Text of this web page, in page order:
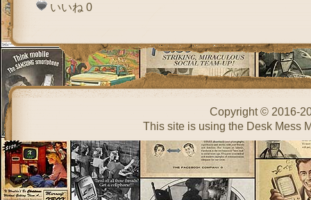
いいね 0
Copyright © 2016-
This site is using the Desk Mess